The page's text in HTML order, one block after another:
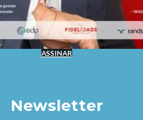
ASSINAR
Newsletter